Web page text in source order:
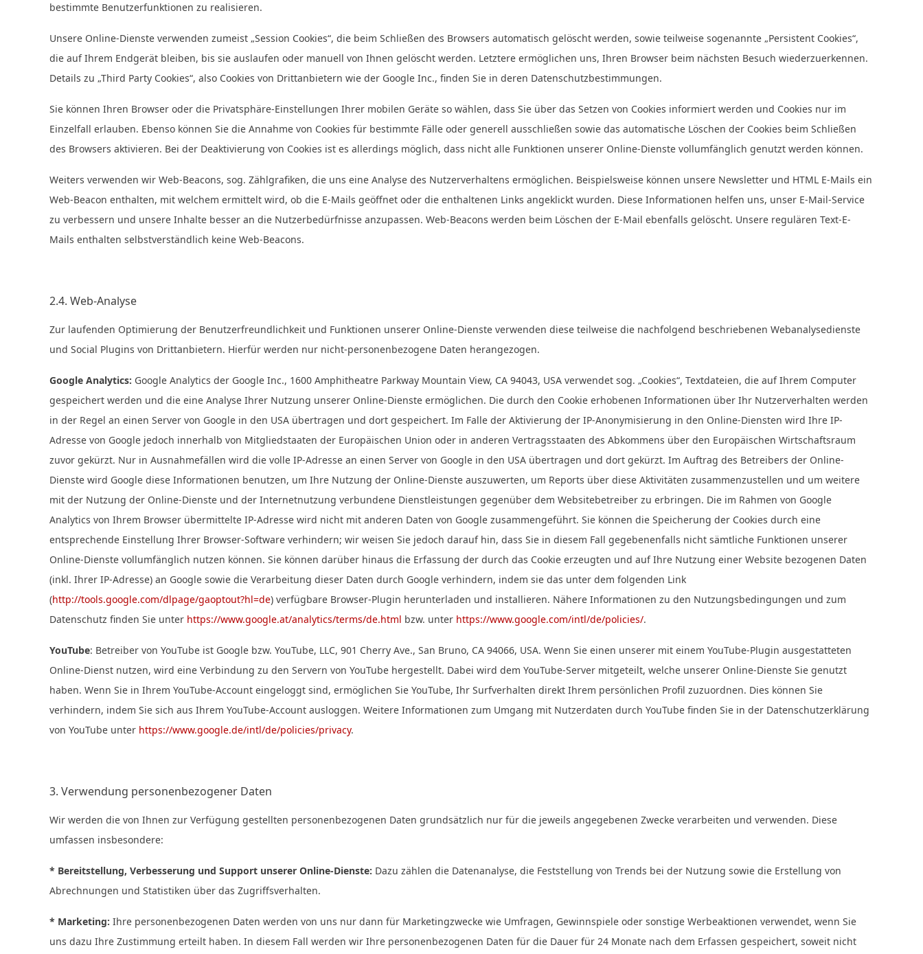
bestimmte Benutzerfunktionen zu realisieren.
Unsere Online-Dienste verwenden zumeist „Session Cookies“, die beim Schließen des Browsers automatisch gelöscht werden, sowie teilweise sogenannte „Persistent Cookies“,
die auf Ihrem Endgerät bleiben, bis sie auslaufen oder manuell von Ihnen gelöscht werden. Letztere ermöglichen uns, Ihren Browser beim nächsten Besuch wiederzuerkennen.
Details zu „Third Party Cookies“, also Cookies von Drittanbietern wie der Google Inc., finden Sie in deren Datenschutzbestimmungen.
Sie können Ihren Browser oder die Privatsphäre-Einstellungen Ihrer mobilen Geräte so wählen, dass Sie über das Setzen von Cookies informiert werden und Cookies nur im
Einzelfall erlauben. Ebenso können Sie die Annahme von Cookies für bestimmte Fälle oder generell ausschließen sowie das automatische Löschen der Cookies beim Schließen
des Browsers aktivieren. Bei der Deaktivierung von Cookies ist es allerdings möglich, dass nicht alle Funktionen unserer Online-Dienste vollumfänglich genutzt werden können.
Weiters verwenden wir Web-Beacons, sog. Zählgrafiken, die uns eine Analyse des Nutzerverhaltens ermöglichen. Beispielsweise können unsere Newsletter und HTML E-Mails ein
Web-Beacon enthalten, mit welchem ermittelt wird, ob die E-Mails geöffnet oder die enthaltenen Links angeklickt wurden. Diese Informationen helfen uns, unser E-Mail-Service
zu verbessern und unsere Inhalte besser an die Nutzerbedürfnisse anzupassen. Web-Beacons werden beim Löschen der E-Mail ebenfalls gelöscht. Unsere regulären Text-E-
Mails enthalten selbstverständlich keine Web-Beacons.
2.4. Web-Analyse
Zur laufenden Optimierung der Benutzerfreundlichkeit und Funktionen unserer Online-Dienste verwenden diese teilweise die nachfolgend beschriebenen Webanalysedienste
und Social Plugins von Drittanbietern. Hierfür werden nur nicht-personenbezogene Daten herangezogen.
Google Analytics: Google Analytics der Google Inc., 1600 Amphitheatre Parkway Mountain View, CA 94043, USA verwendet sog. „Cookies“, Textdateien, die auf Ihrem Computer
gespeichert werden und die eine Analyse Ihrer Nutzung unserer Online-Dienste ermöglichen. Die durch den Cookie erhobenen Informationen über Ihr Nutzerverhalten werden
in der Regel an einen Server von Google in den USA übertragen und dort gespeichert. Im Falle der Aktivierung der IP-Anonymisierung in den Online-Diensten wird Ihre IP-
Adresse von Google jedoch innerhalb von Mitgliedstaaten der Europäischen Union oder in anderen Vertragsstaaten des Abkommens über den Europäischen Wirtschaftsraum
zuvor gekürzt. Nur in Ausnahmefällen wird die volle IP-Adresse an einen Server von Google in den USA übertragen und dort gekürzt. Im Auftrag des Betreibers der Online-
Dienste wird Google diese Informationen benutzen, um Ihre Nutzung der Online-Dienste auszuwerten, um Reports über diese Aktivitäten zusammenzustellen und um weitere
mit der Nutzung der Online-Dienste und der Internetnutzung verbundene Dienstleistungen gegenüber dem Websitebetreiber zu erbringen. Die im Rahmen von Google
Analytics von Ihrem Browser übermittelte IP-Adresse wird nicht mit anderen Daten von Google zusammengeführt. Sie können die Speicherung der Cookies durch eine
entsprechende Einstellung Ihrer Browser-Software verhindern; wir weisen Sie jedoch darauf hin, dass Sie in diesem Fall gegebenenfalls nicht sämtliche Funktionen unserer
Online-Dienste vollumfänglich nutzen können. Sie können darüber hinaus die Erfassung der durch das Cookie erzeugten und auf Ihre Nutzung einer Website bezogenen Daten
(inkl. Ihrer IP-Adresse) an Google sowie die Verarbeitung dieser Daten durch Google verhindern, indem sie das unter dem folgenden Link
(http://tools.google.com/dlpage/gaoptout?hl=de) verfügbare Browser-Plugin herunterladen und installieren. Nähere Informationen zu den Nutzungsbedingungen und zum
Datenschutz finden Sie unter https://www.google.at/analytics/terms/de.html bzw. unter https://www.google.com/intl/de/policies/.
YouTube: Betreiber von YouTube ist Google bzw. YouTube, LLC, 901 Cherry Ave., San Bruno, CA 94066, USA. Wenn Sie einen unserer mit einem YouTube-Plugin ausgestatteten
Online-Dienst nutzen, wird eine Verbindung zu den Servern von YouTube hergestellt. Dabei wird dem YouTube-Server mitgeteilt, welche unserer Online-Dienste Sie genutzt
haben. Wenn Sie in Ihrem YouTube-Account eingeloggt sind, ermöglichen Sie YouTube, Ihr Surfverhalten direkt Ihrem persönlichen Profil zuzuordnen. Dies können Sie
verhindern, indem Sie sich aus Ihrem YouTube-Account ausloggen. Weitere Informationen zum Umgang mit Nutzerdaten durch YouTube finden Sie in der Datenschutzerklärung
von YouTube unter https://www.google.de/intl/de/policies/privacy.
3. Verwendung personenbezogener Daten
Wir werden die von Ihnen zur Verfügung gestellten personenbezogenen Daten grundsätzlich nur für die jeweils angegebenen Zwecke verarbeiten und verwenden. Diese
umfassen insbesondere:
* Bereitstellung, Verbesserung und Support unserer Online-Dienste: Dazu zählen die Datenanalyse, die Feststellung von Trends bei der Nutzung sowie die Erstellung von
Abrechnungen und Statistiken über das Zugriffsverhalten.
* Marketing: Ihre personenbezogenen Daten werden von uns nur dann für Marketingzwecke wie Umfragen, Gewinnspiele oder sonstige Werbeaktionen verwendet, wenn Sie
uns dazu Ihre Zustimmung erteilt haben. In diesem Fall werden wir Ihre personenbezogenen Daten für die Dauer für 24 Monate nach dem Erfassen gespeichert, soweit nicht